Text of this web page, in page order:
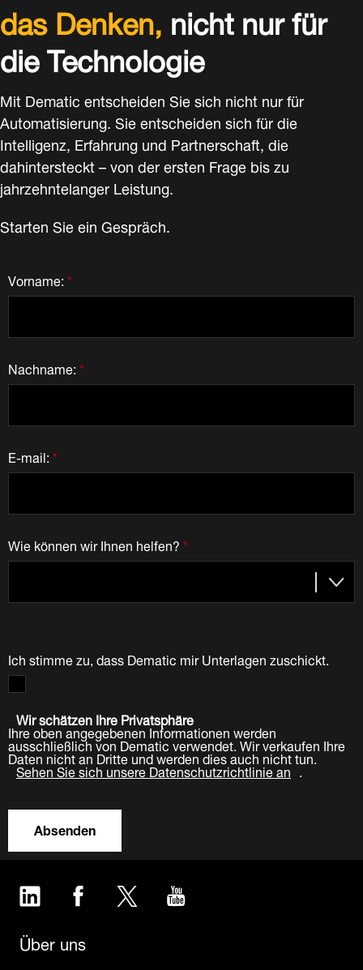
das Denken,nicht nur für
die Technologie
Mit Dematic entscheiden Sie sich nicht nur für
Automatisierung. Sie entscheiden sich für die
Intelligenz, Erfahrung und Partnerschaft, die
dahintersteckt – von der ersten Frage bis zu
jahrzehntelanger Leistung.
Starten Sie ein Gespräch.
*
Vorname:
*
Nachname:
*
E-mail:
*
Wie können wir Ihnen helfen?
Ich stimme zu, dass Dematic mir Unterlagen zuschickt.
Wir schätzen Ihre Privatsphäre
Ihre oben angegebenen Informationen werden
ausschließlich von Dematic verwendet. Wir verkaufen Ihre
Daten nicht an Dritte und werden dies auch nicht tun.
Sehen Sie sich unsere Datenschutzrichtlinie an .
Absenden
LinkedIn Facebook Twitter
Über uns